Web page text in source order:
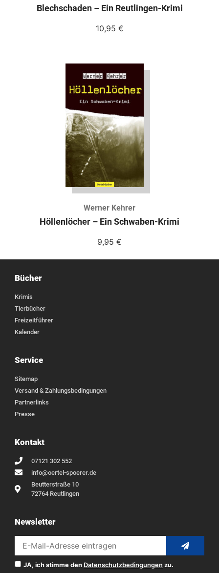
Blechschaden – Ein Reutlingen-Krimi
10,95 €
Werner Kehrer
Höllenlöcher – Ein Schwaben-Krimi
9,95 €
Bücher
Krimis
Tierbücher
Freizeitführer
Kalender
Service
Sitemap
Versand & Zahlungsbedingungen
Partnerlinks
Presse
Kontakt
07121 302 552
info@oertel-spoerer.de
Beutterstraße 10
72764 Reutlingen
Newsletter
JA, ich stimme den Datenschutzbedingungen zu.